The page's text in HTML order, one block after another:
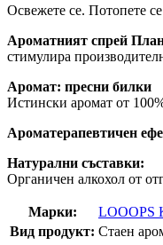
Освежете се. Потопете
Ароматният спрей
стимулира
Аромат: пресни билки
Истински аромат от
Ароматерапевтичен
Натурални съставки:
Органичен алкохол от
Марки:
LOOOPS
Вид продукт: Стаен